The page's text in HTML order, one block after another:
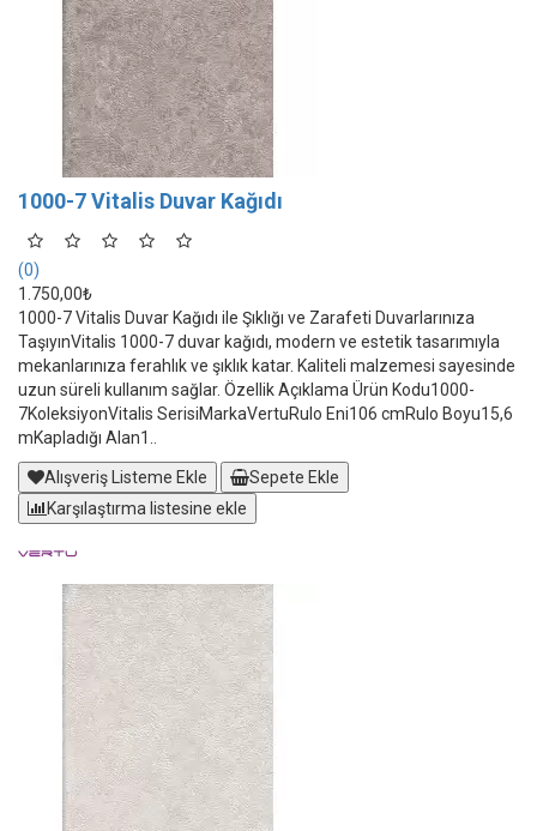
1000-7 Vitalis Duvar Kağıdı
(0)
1.750,00₺
1000-7 Vitalis Duvar Kağıdı ile Şıklığı ve Zarafeti Duvarlarınıza
TaşıyınVitalis 1000-7 duvar kağıdı, modern ve estetik tasarımıyla
mekanlarınıza ferahlık ve şıklık katar. Kaliteli malzemesi sayesinde
uzun süreli kullanım sağlar. Özellik Açıklama Ürün Kodu1000-
7KoleksiyonVitalis SerisiMarkaVertuRulo Eni106 cmRulo Boyu15,6
mKapladığı Alan1..
Alışveriş Listeme Ekle
Sepete Ekle
Karşılaştırma listesine ekle